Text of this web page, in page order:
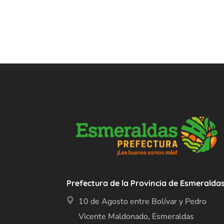
Prefectura de la Provincia de
10 de Agosto entre Bolívar y Pedro
Vicente Maldonado, Esmeraldas